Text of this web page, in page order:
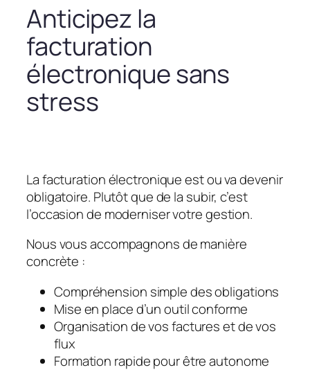
Anticipez la
facturation
électronique sans
stress
La facturation électronique est ou va devenir
obligatoire. Plutôt que de la subir, c’est
l’occasion de moderniser votre gestion.
Nous vous accompagnons de manière
concrète :
Compréhension simple des obligations
Mise en place d’un outil conforme
Organisation de vos factures et de vos
flux
Formation rapide pour être autonome